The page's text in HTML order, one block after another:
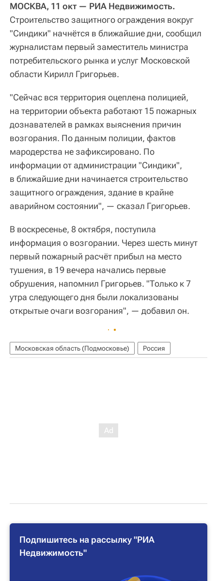
МОСКВА, 11 окт — РИА Недвижимость.
Строительство защитного ограждения вокруг
"Синдики" начнётся в ближайшие дни, сообщил
журналистам первый заместитель министра
потребительского рынка и услуг Московской
области Кирилл Григорьев.
"Сейчас вся территория оцеплена полицией,
на территории объекта работают 15 пожарных
дознавателей в рамках выяснения причин
возгорания. По данным полиции, фактов
мародерства не зафиксировано. По
информации от администрации "Синдики",
в ближайшие дни начинается строительство
защитного ограждения, здание в крайне
аварийном состоянии", — сказал Григорьев.
В воскресенье, 8 октября, поступила
информация о возгорании. Через шесть минут
первый пожарный расчёт прибыл на место
тушения, в 19 вечера начались первые
обрушения, напомнил Григорьев. "Только к 7
утра следующего дня были локализованы
открытые очаги возгорания", — добавил он.
Московская область (Подмосковье) Россия
Подпишитесь на рассылку "РИА
Недвижимость"